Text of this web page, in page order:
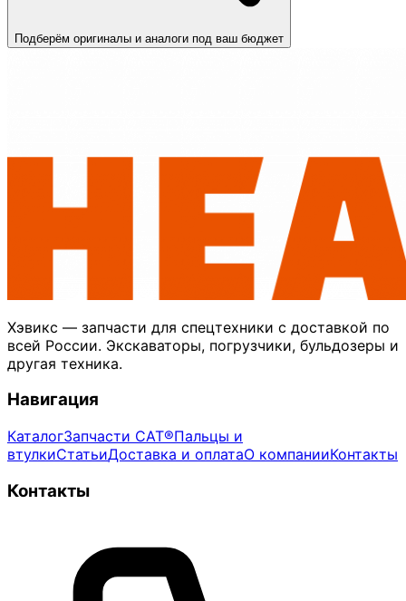
Подберём оригиналы и аналоги под ваш бюджет
Хэвикс — запчасти для спецтехники с доставкой по
всей России. Экскаваторы, погрузчики, бульдозеры и
другая техника.
Навигация
КаталогЗапчасти CAT®Пальцы и
втулкиСтатьиДоставка и оплатаО компанииКонтакты
Контакты